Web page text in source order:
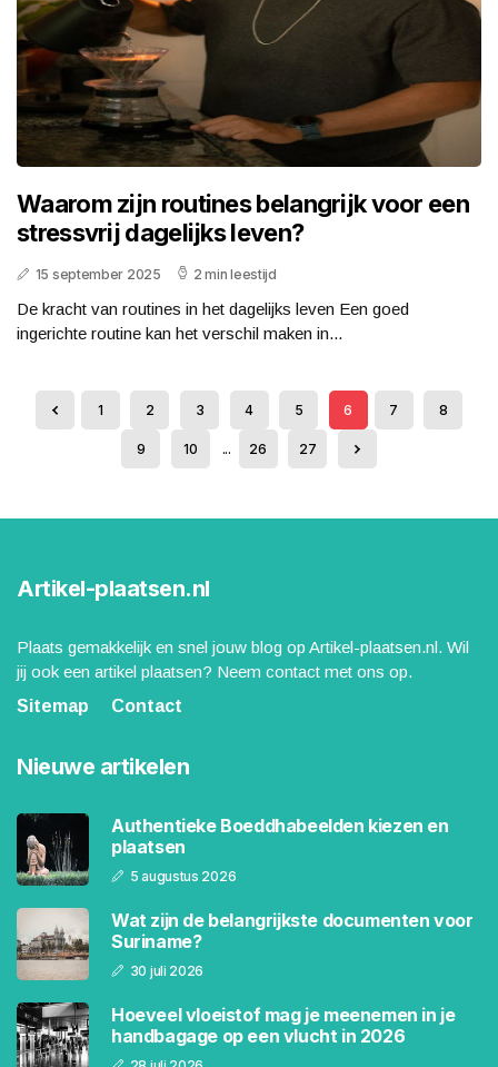
Waarom zijn routines belangrijk voor een
stressvrij dagelijks leven?
15 september 2025 2 min leestijd
De kracht van routines in het dagelijks leven Een goed
ingerichte routine kan het verschil maken in...
1 2 3 4 5 6 7 8
9 10 ... 26 27
Artikel-plaatsen.nl
Plaats gemakkelijk en snel jouw blog op Artikel-plaatsen.nl. Wil
jij ook een artikel plaatsen? Neem contact met ons op.
Sitemap
Contact
Nieuwe artikelen
Authentieke Boeddhabeelden kiezen en
plaatsen
5 augustus 2026
Wat zijn de belangrijkste documenten voor
Suriname?
30 juli 2026
Hoeveel vloeistof mag je meenemen in je
handbagage op een vlucht in 2026